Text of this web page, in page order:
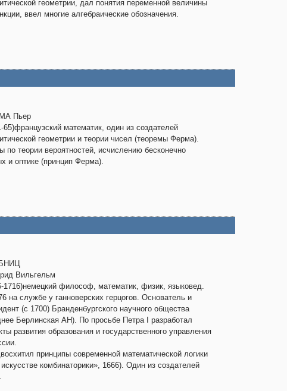
геометрии, дал понятия переменной величины
ввел многие алгебраические обозначения.
Пьер
65)французский математик, один из создателей
геометрии и теории чисел (теоремы Ферма).
по теории вероятностей, исчислению бесконечно
и оптике (принцип Ферма).
Вильгельм
1716)немецкий философ, математик, физик, языковед.
на службе у ганноверских герцогов. Основатель и
(с 1700) Бранденбургского научного общества
Берлинская АН). По просьбе Петра I разработал
развития образования и государственного управления
принципы современной математической логики
комбинаторики», 1666). Один из создателей